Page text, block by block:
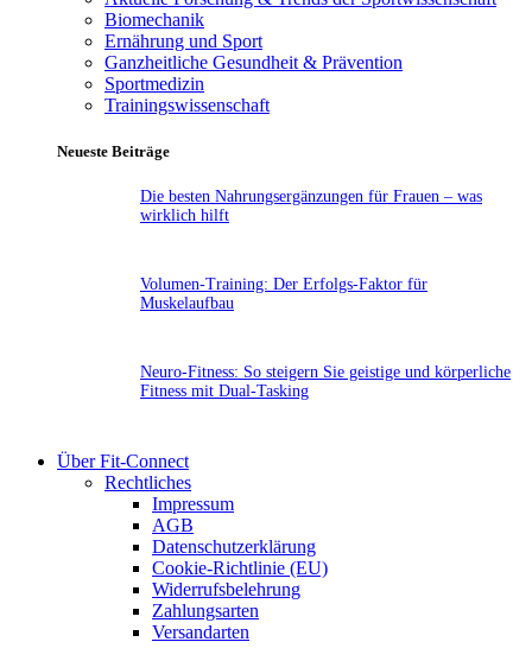
Biomechanik
Ernährung und Sport
Ganzheitliche Gesundheit & Prävention
Sportmedizin
Trainingswissenschaft
Neueste Beiträge
Die besten Nahrungsergänzungen für Frauen – was
wirklich hilft
Volumen-Training: Der Erfolgs-Faktor für
Muskelaufbau
Neuro-Fitness: So steigern Sie geistige und körperliche
Fitness mit Dual-Tasking
Über Fit-Connect
Rechtliches
Impressum
AGB
Datenschutzerklärung
Cookie-Richtlinie (EU)
Widerrufsbelehrung
Zahlungsarten
Versandarten